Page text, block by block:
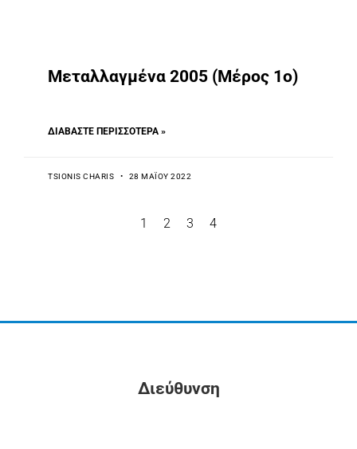
Mεταλλαγμένα 2005 (Μέρος 1ο)
ΔΙΑΒΆΣΤΕ ΠΕΡΙΣΣΌΤΕΡΑ »
TSIONIS CHARIS 28 ΜΑΪ́ΟΥ 2022
1 2 3 4
Διεύθυνση